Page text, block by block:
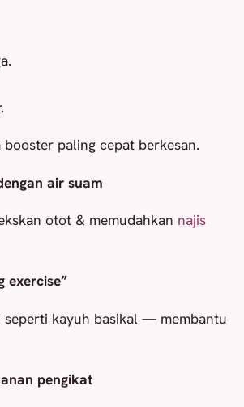
paling cepat berkesan.
air suam
otot & memudahkan najis
exercise”
seperti kayuh basikal — membantu
pengikat